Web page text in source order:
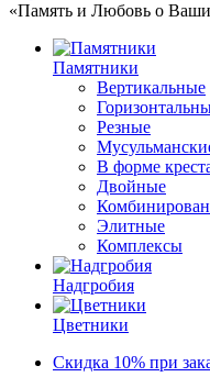
«Память и Любовь о
Памятники
Вертикальные
Резные
В форме
Двойные
Элитные
Комплексы
Надгробия
Цветники
Скидка 10% при